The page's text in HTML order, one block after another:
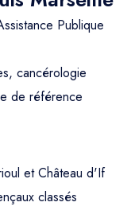
Publique
cancérologie
de référence
et Château d'If
classés